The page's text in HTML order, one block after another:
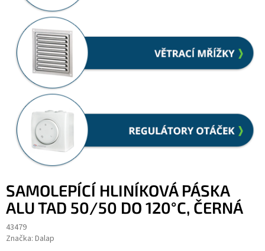
SAMOLEPÍCÍ HLINÍKOVÁ PÁSKA
ALU TAD 50/50 DO 120°C, ČERNÁ
43479
Značka: Dalap